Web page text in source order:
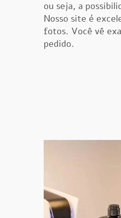
ou seja, a
Nosso site é
fotos. Você vê
pedido.